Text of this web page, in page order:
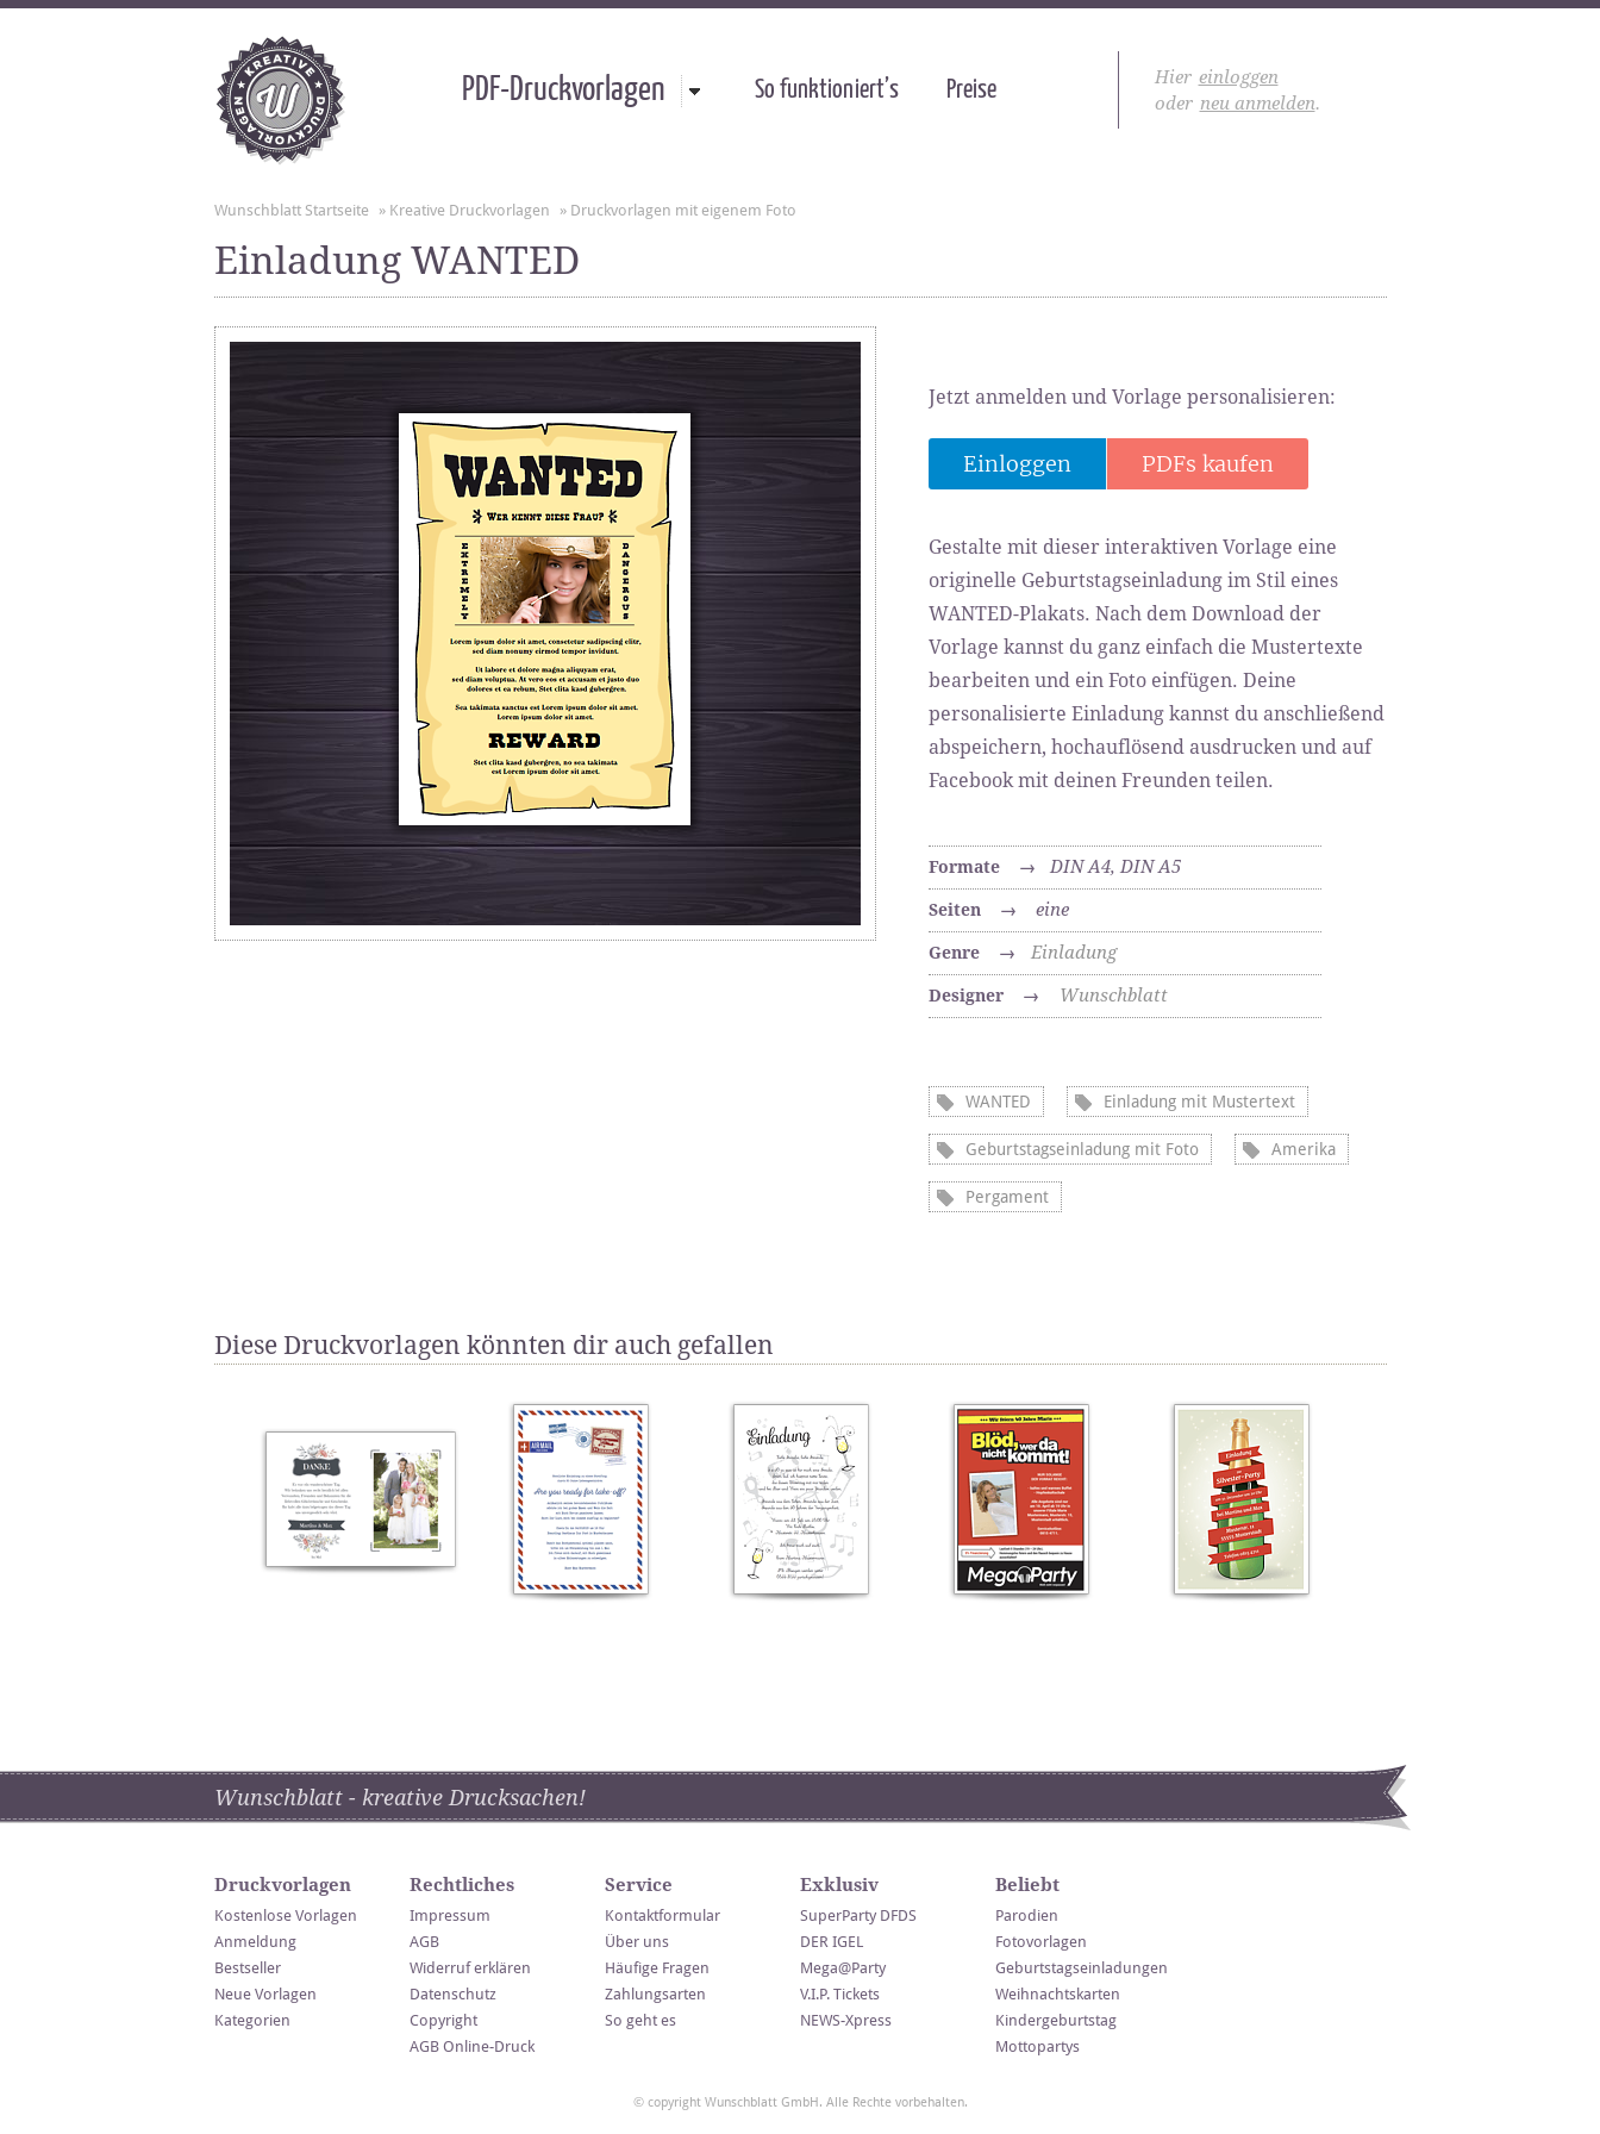
Hier einloggen
oder neu anmelden.
PDF-Druckvorlagen So funktioniert’s Preise
Wunschblatt Startseite » Kreative Druckvorlagen » Druckvorlagen mit eigenem Foto
Einladung WANTED
Jetzt anmelden und Vorlage personalisieren:
Einloggen PDFs kaufen
Gestalte mit dieser interaktiven Vorlage eine
originelle Geburtstagseinladung im Stil eines
WANTED-Plakats. Nach dem Download der
Vorlage kannst du ganz einfach die Mustertexte
bearbeiten und ein Foto einfügen. Deine
personalisierte Einladung kannst du anschließend
abspeichern, hochauflösend ausdrucken und auf
Facebook mit deinen Freunden teilen.
Formate → DIN A4, DIN A5
Seiten → eine
Genre → Einladung
Designer → Wunschblatt
WANTED Einladung mit Mustertext
Geburtstagseinladung mit Foto Amerika
Pergament
Diese Druckvorlagen könnten dir auch gefallen
Wunschblatt - kreative Drucksachen!
Druckvorlagen
Kostenlose Vorlagen
Anmeldung
Bestseller
Neue Vorlagen
Kategorien
Rechtliches
Impressum
AGB
Widerruf erklären
Datenschutz
Copyright
AGB Online-Druck
Service
Kontaktformular
Über uns
Häufige Fragen
Zahlungsarten
So geht es
Exklusiv
SuperParty DFDS
DER IGEL
Mega@Party
V.I.P. Tickets
NEWS-Xpress
Beliebt
Parodien
Fotovorlagen
Geburtstagseinladungen
Weihnachtskarten
Kindergeburtstag
Mottopartys
© copyright Wunschblatt GmbH. Alle Rechte vorbehalten.